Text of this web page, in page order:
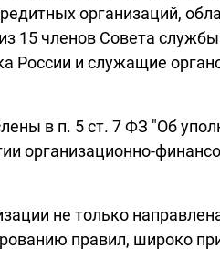
организаций,
членов Совета
и служащие
в п. 5 ст. 7 ФЗ "Об
организационно-
не только
правил, широко